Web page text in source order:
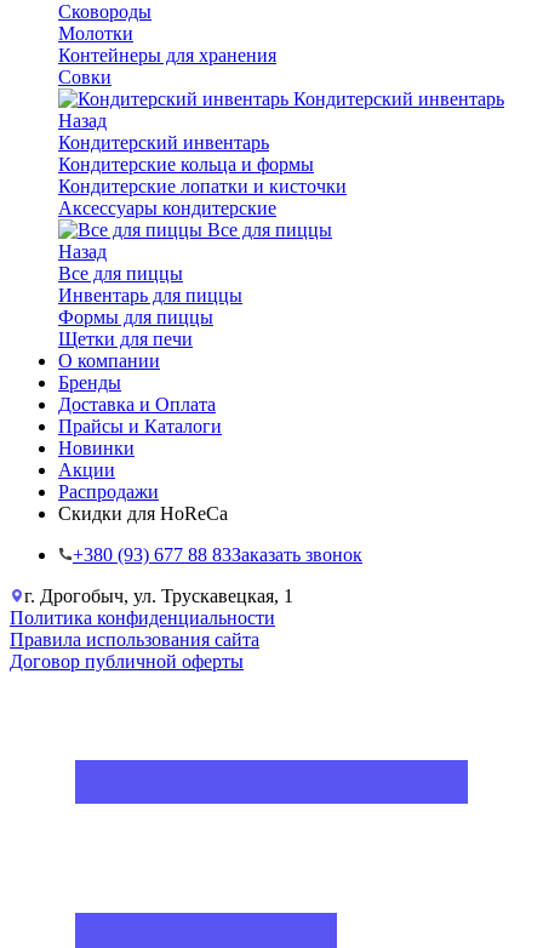
Сковороды
Молотки
Контейнеры для хранения
Совки
Кондитерский инвентарь
Назад
Кондитерский инвентарь
Кондитерские кольца и формы
Кондитерские лопатки и кисточки
Аксессуары кондитерские
Все для пиццы
Назад
Все для пиццы
Инвентарь для пиццы
Формы для пиццы
Щетки для печи
О компании
Бренды
Доставка и Оплата
Прайсы и Каталоги
Новинки
Акции
Распродажи
Скидки для HoReCa
+38‎0 (93) 677 88 83Заказать звонок
г. Дрогобыч, ул. Трускавецкая, 1
Политика конфиденциальности
Правила использования сайта
Договор публичной оферты